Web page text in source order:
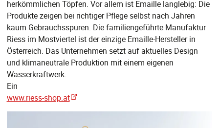
herkömmlichen Töpfen. Vor allem ist Emaille langlebig: Die
Produkte zeigen bei richtiger Pflege selbst nach Jahren
kaum Gebrauchsspuren. Die familiengeführte Manufaktur
Riess im Mostviertel ist der einzige Emaille-Hersteller in
Österreich. Das Unternehmen setzt auf aktuelles Design
und klimaneutrale Produktion mit einem eigenen
Wasserkraftwerk.
Ein
www.riess-shop.at